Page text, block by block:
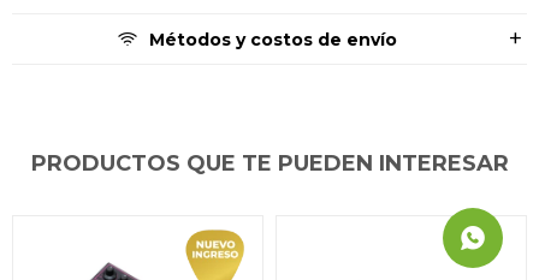
Métodos y costos de envío
PRODUCTOS QUE TE PUEDEN INTERESAR